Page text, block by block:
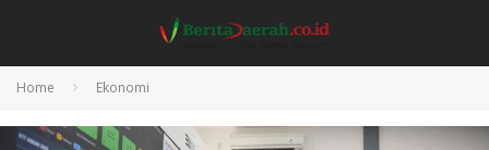
Home Ekonomi